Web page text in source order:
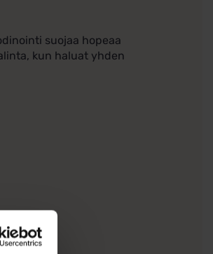
suojaa hopeaa
kun haluat yhden